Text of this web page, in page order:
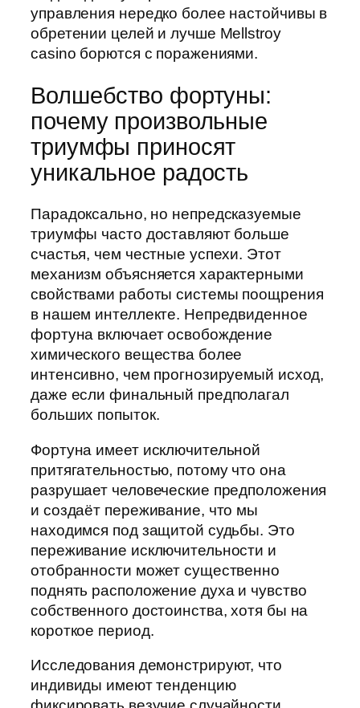
управления нередко более настойчивы в
обретении целей и лучше Mellstroy
casino борются с поражениями.
Волшебство фортуны:
почему произвольные
триумфы приносят
уникальное радость
Парадоксально, но непредсказуемые
триумфы часто доставляют больше
счастья, чем честные успехи. Этот
механизм объясняется характерными
свойствами работы системы поощрения
в нашем интеллекте. Непредвиденное
фортуна включает освобождение
химического вещества более
интенсивно, чем прогнозируемый исход,
даже если финальный предполагал
больших попыток.
Фортуна имеет исключительной
притягательностью, потому что она
разрушает человеческие предположения
и создаёт переживание, что мы
находимся под защитой судьбы. Это
переживание исключительности и
отобранности может существенно
поднять расположение духа и чувство
собственного достоинства, хотя бы на
короткое период.
Исследования демонстрируют, что
индивиды имеют тенденцию